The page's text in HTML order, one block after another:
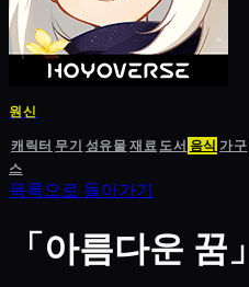
원신
캐릭터 무기 성유물재료도서 음식 가구
스
목록으로 돌아가기
「아름다운 꿈」